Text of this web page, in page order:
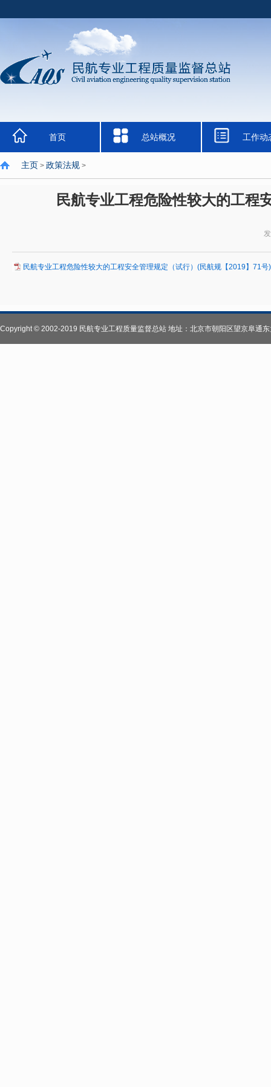
首页 总站概况 工作动
主页 > 政策法规 >
民航专业工程危险性较大的工程
民航专业工程危险性较大的工程安全管理规定（试行）(民航规【2019】71号
Copyright © 2002-2019 民航专业工程质量监督总站 地址：北京市朝阳区望京阜通